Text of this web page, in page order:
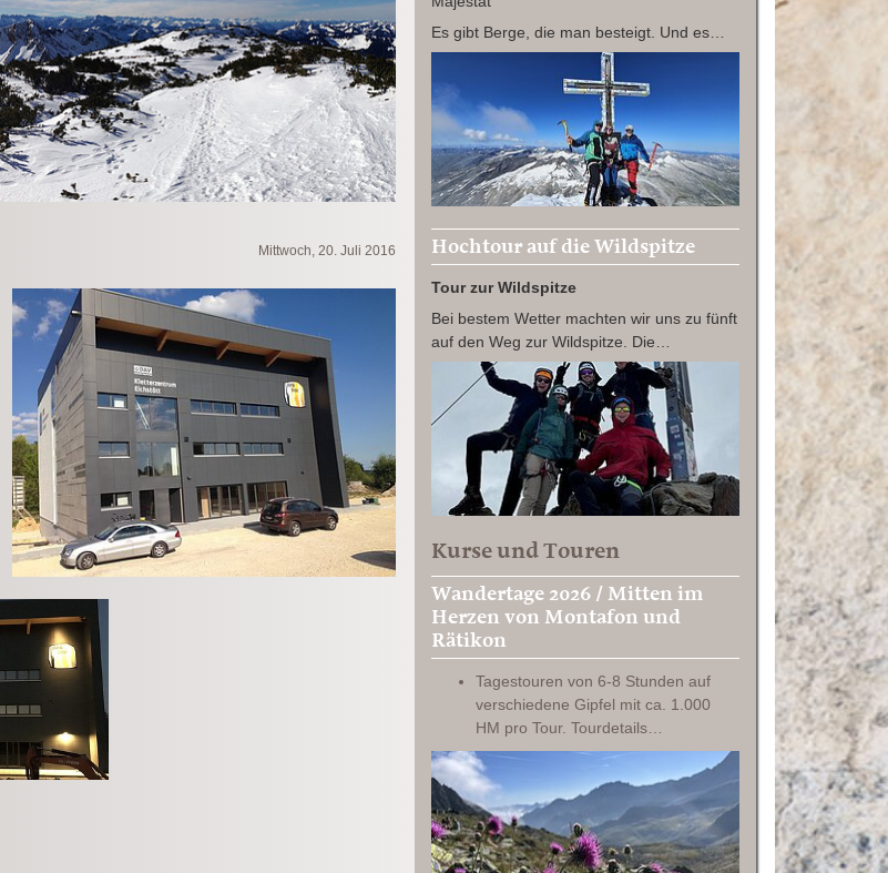
Mittwoch, 20. Juli 2016
Es gibt Berge, die man besteigt. Und es…
Hochtour auf die Wildspitze
Tour zur Wildspitze
Bei bestem Wetter machten wir uns zu fünft
auf den Weg zur Wildspitze. Die…
Kurse und Touren
Wandertage 2026 / Mitten im
Herzen von Montafon und
Rätikon
Tagestouren von 6-8 Stunden auf
verschiedene Gipfel mit ca. 1.000
HM pro Tour. Tourdetails…